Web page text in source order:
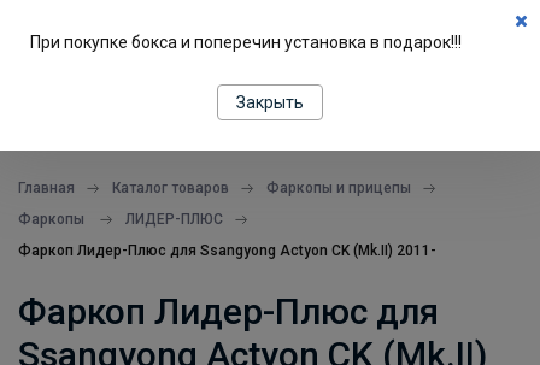
Главная Каталог товаров
Фаркопы и прицепы
Фаркопы
ЛИДЕР-ПЛЮС
Фаркоп Лидер-Плюс для Ssangyong Actyon CK (Mk.II) 2011-
Фаркоп Лидер-Плюс для
Ssangyong Actyon CK (Mk.II)
При покупке бокса и поперечин установка в подарок!!!
Закрыть